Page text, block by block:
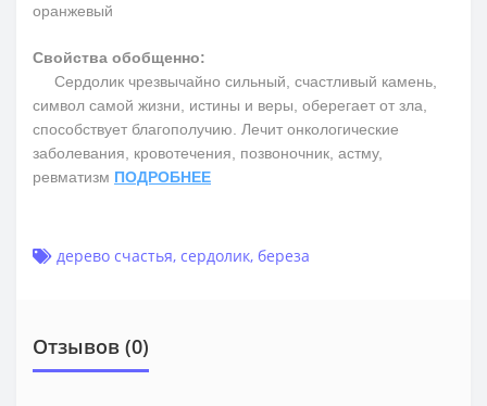
оранжевый
Свойства обобщенно:
Сердолик чрезвычайно сильный, счастливый камень,
символ самой жизни, истины и веры, оберегает от зла,
способствует благополучию. Лечит онкологические
заболевания, кровотечения, позвоночник, астму,
ревматизм ПОДРОБНЕЕ
дерево счастья, сердолик, береза
Отзывов (0)